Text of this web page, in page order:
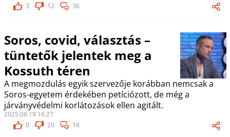
3
12 36
Soros, covid, választás –
tüntetők jelentek meg a
Kossuth téren
A megmozdulás egyik szervezője korábban nemcsak a
Soros-egyetem érdekében petíciózott, de még a
járványvédelmi korlátozások ellen agitált.
2025.08.19 16:27
0
20 16